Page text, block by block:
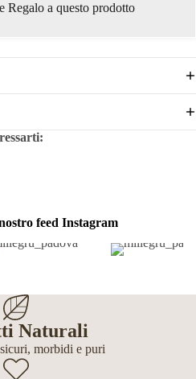
Regalo a questo prodotto
feed Instagram
Naturali
morbidi e puri